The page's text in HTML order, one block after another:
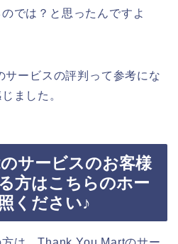
では？と思ったんですよ
ービスの評判って参考にな
ました。
サービスのお客様
方はこちらのホー
ください♪